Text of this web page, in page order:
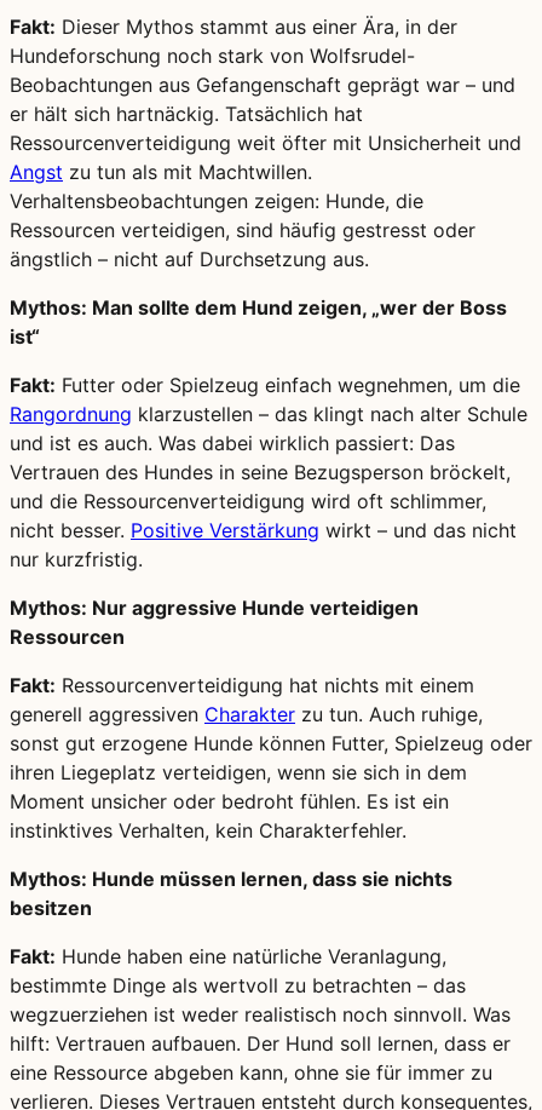
Fakt: Dieser Mythos stammt aus einer Ära, in der
Hundeforschung noch stark von Wolfsrudel-
Beobachtungen aus Gefangenschaft geprägt war – und
er hält sich hartnäckig. Tatsächlich hat
Ressourcenverteidigung weit öfter mit Unsicherheit und
Angst zu tun als mit Machtwillen.
Verhaltensbeobachtungen zeigen: Hunde, die
Ressourcen verteidigen, sind häufig gestresst oder
ängstlich – nicht auf Durchsetzung aus.
Mythos: Man sollte dem Hund zeigen, „wer der Boss
ist“
Fakt: Futter oder Spielzeug einfach wegnehmen, um die
Rangordnung klarzustellen – das klingt nach alter Schule
und ist es auch. Was dabei wirklich passiert: Das
Vertrauen des Hundes in seine Bezugsperson bröckelt,
und die Ressourcenverteidigung wird oft schlimmer,
nicht besser. Positive Verstärkung wirkt – und das nicht
nur kurzfristig.
Mythos: Nur aggressive Hunde verteidigen
Ressourcen
Fakt: Ressourcenverteidigung hat nichts mit einem
generell aggressiven Charakter zu tun. Auch ruhige,
sonst gut erzogene Hunde können Futter, Spielzeug oder
ihren Liegeplatz verteidigen, wenn sie sich in dem
Moment unsicher oder bedroht fühlen. Es ist ein
instinktives Verhalten, kein Charakterfehler.
Mythos: Hunde müssen lernen, dass sie nichts
besitzen
Fakt: Hunde haben eine natürliche Veranlagung,
bestimmte Dinge als wertvoll zu betrachten – das
wegzuerziehen ist weder realistisch noch sinnvoll. Was
hilft: Vertrauen aufbauen. Der Hund soll lernen, dass er
eine Ressource abgeben kann, ohne sie für immer zu
verlieren. Dieses Vertrauen entsteht durch konsequentes,